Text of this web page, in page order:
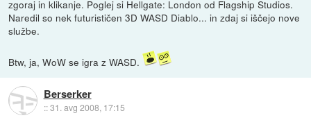
zgoraj in klikanje. Poglej si Hellgate: London od Flagship Studios.
Naredil so nek futurističen 3D WASD Diablo... in zdaj si iščejo nove
službe.
Btw, ja, WoW se igra z WASD.
Berserker
::31. avg 2008, 17:15